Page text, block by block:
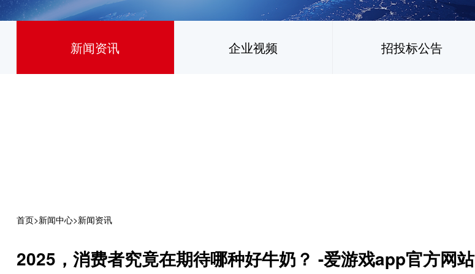
新闻资讯 企业视频 招投标公告
首页>新闻中心>新闻资讯
2025，消费者究竟在期待哪种好牛奶？ -爱游戏app官方网站